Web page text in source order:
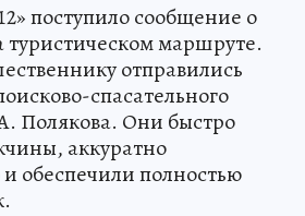
поступило сообщение о
маршруте.
отправились
спасательного
Полякова. Они быстро
аккуратно
и обеспечили полностью